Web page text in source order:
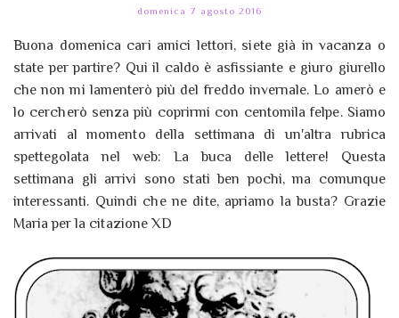
domenica 7 agosto 2016
Buona domenica cari amici lettori, siete già in vacanza o
state per partire? Qui il caldo è asfissiante e giuro giurello
che non mi lamenterò più del freddo invernale. Lo amerò e
lo cercherò senza più coprirmi con centomila felpe. Siamo
arrivati al momento della settimana di un'altra rubrica
spettegolata nel web: La buca delle lettere! Questa
settimana gli arrivi sono stati ben pochi, ma comunque
interessanti. Quindi che ne dite, apriamo la busta? Grazie
Maria per la citazione XD